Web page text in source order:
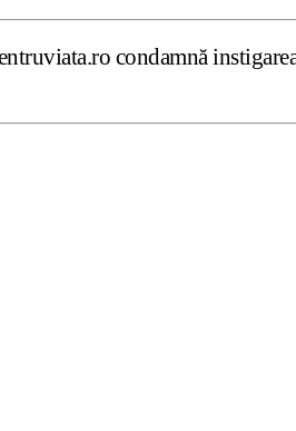
instigarea la ură şi